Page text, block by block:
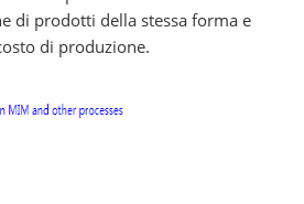
di prodotti della stessa forma e
di produzione.